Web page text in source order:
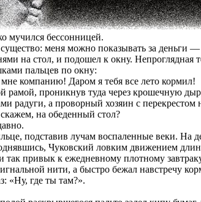
мучился бессонницей.
меня можно показывать за деньги
на стол, и подошел к окну.
пальцев по окну:
компанию! Даром я тебя все лето кормил!
рамой, проникнув туда через крошечную
радуги, а проворный хозяин с
на обеденный стол?
подставив лучам воспаленные веки.
Чуковский ловким движением
так привык к ежедневному плотному
нити, а быстро бежал навстречу
«Ну, где ты там?».